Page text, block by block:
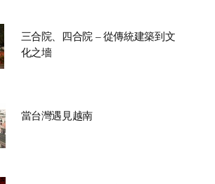
三合院、四合院 – 從傳統建築到文
化之墻
當台灣遇見越南